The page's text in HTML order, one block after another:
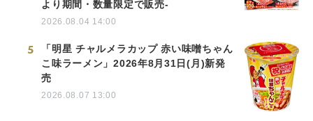
より期間・数量限定で販売-
2026.08.04 14:00
5
「明星 チャルメラカップ 赤い味噌ちゃん
こ味ラーメン」2026年8月31日(月)新発
売
2026.08.07 13:00